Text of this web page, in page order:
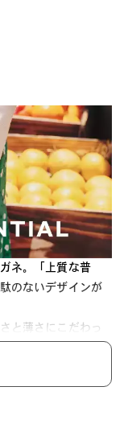
ネ。「上質な普
のないデザインが
と薄さにこだわっ
ジを採用し、長期間
ェイプです。普段